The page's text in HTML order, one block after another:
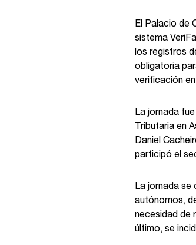
El Palacio de
sistema
los registros
obligatoria
verificación
La jornada
Tributaria en
Daniel
participó el
La jornada se
autónomos,
necesidad de
último, se